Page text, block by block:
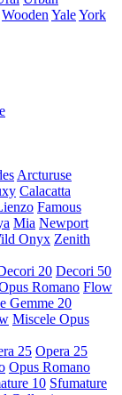
Wooden YaleYork
Arcturuse
Calacatta
Famous
Mia Newport
Onyx Zenith
20 Decori 50
Romano Flow
Gemme 20
Miscele Opus
25 Opera 25
Opus Romano
10 Sfumature